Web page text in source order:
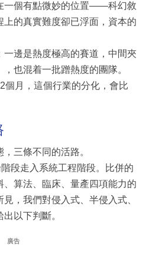
一個有點微妙的位置——科幻敘
的真實難度卻已浮面，資本的
邊是熱度極高的賽道，中間夾
也混着一批蹭熱度的團隊。
個月，這個行業的分化，會比
三條不同的活路。
段走入系統工程階段。比併的
算法、臨床、量產四項能力的
，我們對侵入式、半侵入式、
以下判斷。
廣告